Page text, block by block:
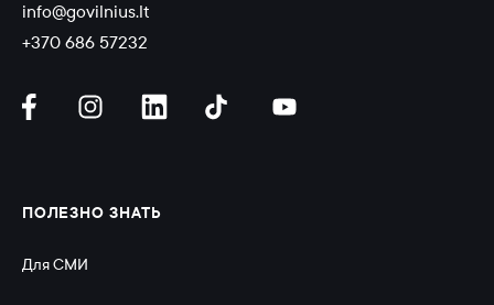
info@govilnius.lt
+370 686 57232
ПОЛЕЗНО ЗНАТЬ
Для СМИ